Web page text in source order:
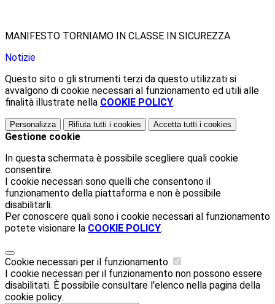
MANIFESTO TORNIAMO IN CLASSE IN SICUREZZA
Notizie
Questo sito o gli strumenti terzi da questo utilizzati si
avvalgono di cookie necessari al funzionamento ed utili alle
finalità illustrate nella COOKIE POLICY.
Personalizza Rifiuta tutti i cookies Accetta tutti i cookies
Gestione cookie
In questa schermata è possibile scegliere quali cookie
consentire.
I cookie necessari sono quelli che consentono il
funzionamento della piattaforma e non è possibile
disabilitarli.
Per conoscere quali sono i cookie necessari al funzionamento
potete visionare la COOKIE POLICY.
Cookie necessari per il funzionamento
I cookie necessari per il funzionamento non possono essere
disabilitati. È possibile consultare l'elenco nella pagina della
cookie policy.